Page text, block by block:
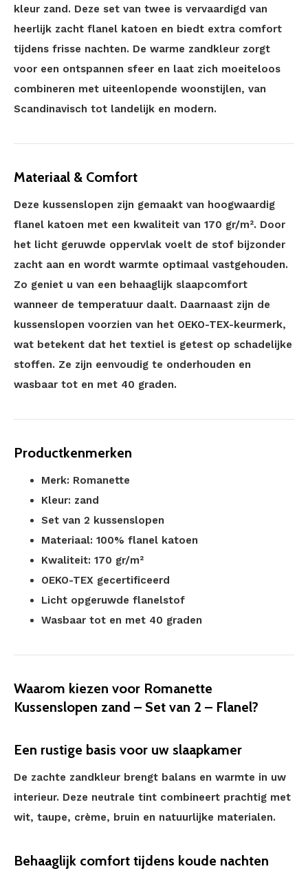
kleur zand. Deze set van twee is vervaardigd van
heerlijk zacht flanel katoen en biedt extra comfort
tijdens frisse nachten. De warme zandkleur zorgt
voor een ontspannen sfeer en laat zich moeiteloos
combineren met uiteenlopende woonstijlen, van
Scandinavisch tot landelijk en modern.
Materiaal & Comfort
Deze kussenslopen zijn gemaakt van hoogwaardig
flanel katoen met een kwaliteit van 170 gr/m². Door
het licht geruwde oppervlak voelt de stof bijzonder
zacht aan en wordt warmte optimaal vastgehouden.
Zo geniet u van een behaaglijk slaapcomfort
wanneer de temperatuur daalt. Daarnaast zijn de
kussenslopen voorzien van het OEKO-TEX-keurmerk,
wat betekent dat het textiel is getest op schadelijke
stoffen. Ze zijn eenvoudig te onderhouden en
wasbaar tot en met 40 graden.
Productkenmerken
Merk: Romanette
Kleur: zand
Set van 2 kussenslopen
Materiaal: 100% flanel katoen
Kwaliteit: 170 gr/m²
OEKO-TEX gecertificeerd
Licht opgeruwde flanelstof
Wasbaar tot en met 40 graden
Waarom kiezen voor Romanette
Kussenslopen zand – Set van 2 – Flanel?
Een rustige basis voor uw slaapkamer
De zachte zandkleur brengt balans en warmte in uw
interieur. Deze neutrale tint combineert prachtig met
wit, taupe, crème, bruin en natuurlijke materialen.
Behaaglijk comfort tijdens koude nachten